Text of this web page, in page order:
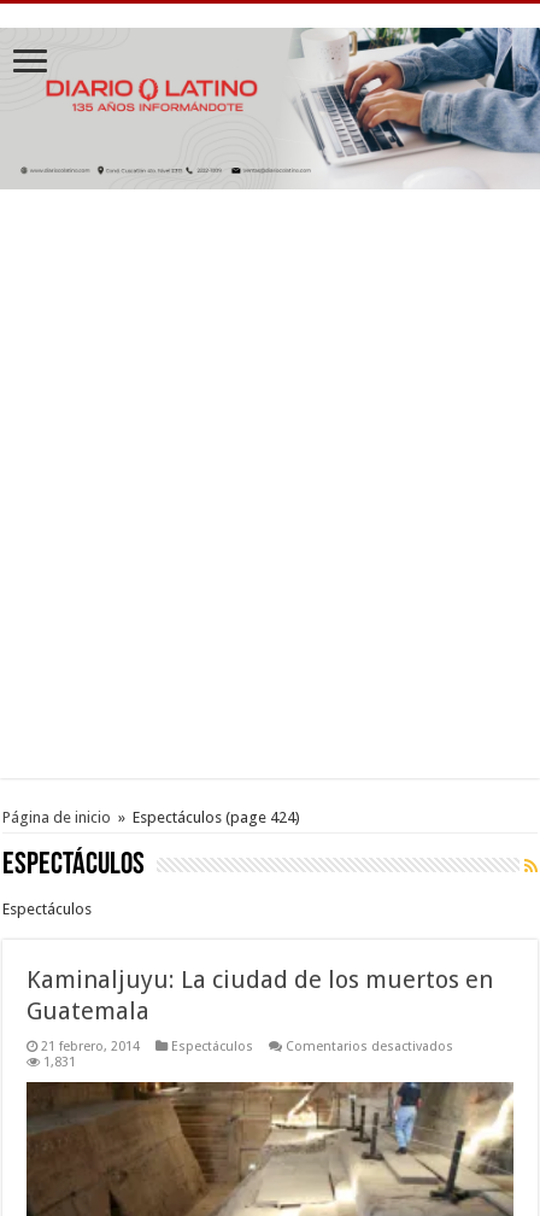
Página de inicio » Espectáculos (page 424)
Espectáculos
Espectáculos
Kaminaljuyu: La ciudad de los muertos en
Guatemala
21 febrero, 2014 Espectáculos Comentarios desactivados
ciudad
los
muertos
en
Guatemala
1,831